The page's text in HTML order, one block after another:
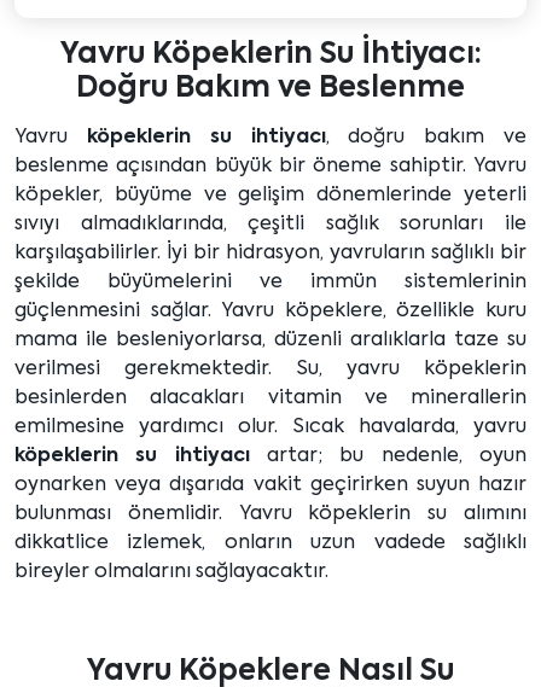
Yavru Köpeklerin Su İhtiyacı:
Doğru Bakım ve Beslenme
Yavru köpeklerin su ihtiyacı, doğru bakım ve
beslenme açısından büyük bir öneme sahiptir. Yavru
köpekler, büyüme ve gelişim dönemlerinde yeterli
sıvıyı almadıklarında, çeşitli sağlık sorunları ile
karşılaşabilirler. İyi bir hidrasyon, yavruların sağlıklı bir
şekilde büyümelerini ve immün sistemlerinin
güçlenmesini sağlar. Yavru köpeklere, özellikle kuru
mama ile besleniyorlarsa, düzenli aralıklarla taze su
verilmesi gerekmektedir. Su, yavru köpeklerin
besinlerden alacakları vitamin ve minerallerin
emilmesine yardımcı olur. Sıcak havalarda, yavru
köpeklerin su ihtiyacıartar; bu nedenle, oyun
oynarken veya dışarıda vakit geçirirken suyun hazır
bulunması önemlidir. Yavru köpeklerin su alımını
dikkatlice izlemek, onların uzun vadede sağlıklı
bireyler olmalarını sağlayacaktır.
Yavru Köpeklere Nasıl Su